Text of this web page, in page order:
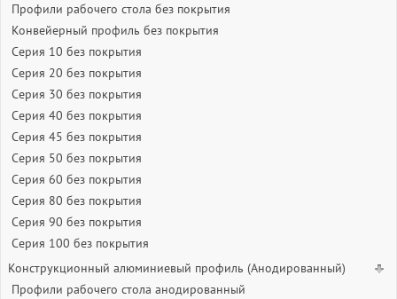
Профили рабочего стола без покрытия
Конвейерный профиль без покрытия
Серия 10 без покрытия
Серия 20 без покрытия
Серия 30 без покрытия
Серия 40 без покрытия
Серия 45 без покрытия
Серия 50 без покрытия
Серия 60 без покрытия
Серия 80 без покрытия
Серия 90 без покрытия
Серия 100 без покрытия
Конструкционный алюминиевый профиль (Анодированный)
Профили рабочего стола анодированный